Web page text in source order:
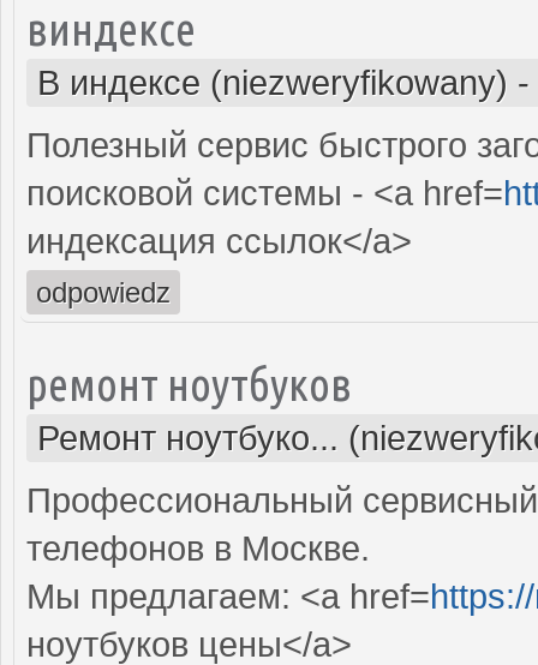
виндексе
В индексе (niezweryfikowany) -
Полезный сервис быстрого
поисковой системы - <a href=
индексация ссылок</a>
odpowiedz
ремонт ноутбуков
Ремонт ноутбуко...
Профессиональный
телефонов в Москве.
Мы предлагаем: <a href=
ноутбуков цены</a>